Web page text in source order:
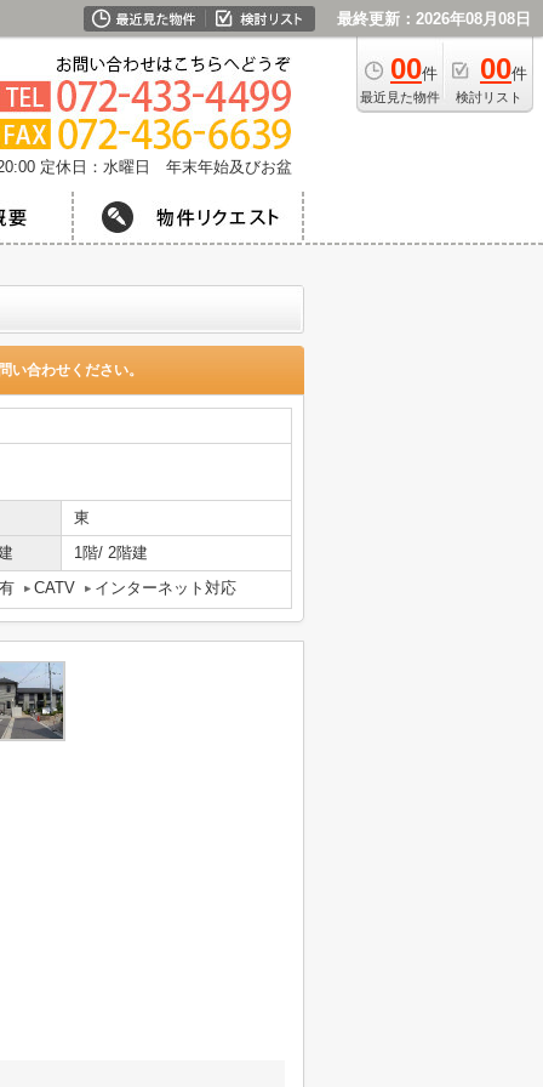
最終更新：2026年08月08日
00件
最近見た物件
00件
検討リスト
定休日：水曜日 年末年始及びお盆
い合わせください。
東
1階/ 2階建
CATV インターネット対応